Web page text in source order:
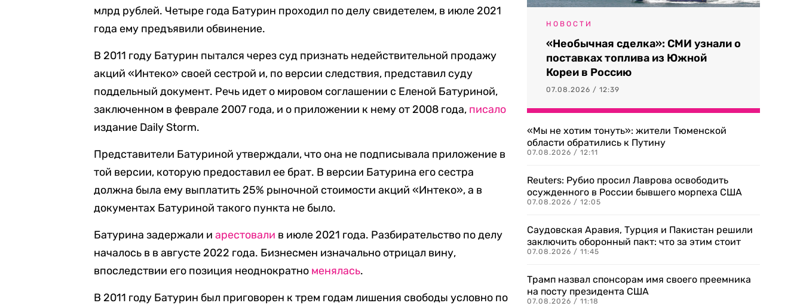
млрд рублей. Четыре года Батурин проходил по делу свидетелем, в июле 2021
года ему предъявили обвинение.
В 2011 году Батурин пытался через суд признать недействительной продажу
акций «Интеко» своей сестрой и, по версии следствия, представил суду
поддельный документ. Речь идет о мировом соглашении с Еленой Батуриной,
заключенном в феврале 2007 года, и о приложении к нему от 2008 года, писало
издание Daily Storm.
Представители Батуриной утверждали, что она не подписывала приложение в
той версии, которую предоставил ее брат. В версии Батурина его сестра
должна была ему выплатить 25% рыночной стоимости акций «Интеко», а в
документах Батуриной такого пункта не было.
Батурина задержали иарестовали в июле 2021 года. Разбирательство по делу
началось в в августе 2022 года. Бизнесмен изначально отрицал вину,
впоследствии его позиция неоднократно менялась.
В 2011 году Батурин был приговорен к трем годам лишения свободы условно по
НОВОСТИ
«Необычная сделка»: СМИ узнали о
поставках топлива из Южной
Кореи в Россию
07.08.2026 / 12:39
«Мы не хотим тонуть»: жители Тюменской
области обратились к Путину
07.08.2026 / 12:11
Reuters: Рубио просил Лаврова освободить
осужденного в России бывшего морпеха США
07.08.2026 / 12:05
Саудовская Аравия, Турция и Пакистан решили
заключить оборонный пакт: что за этим стоит
07.08.2026 / 11:45
Трамп назвал спонсорам имя своего преемника
на посту президента США
07.08.2026 / 11:18